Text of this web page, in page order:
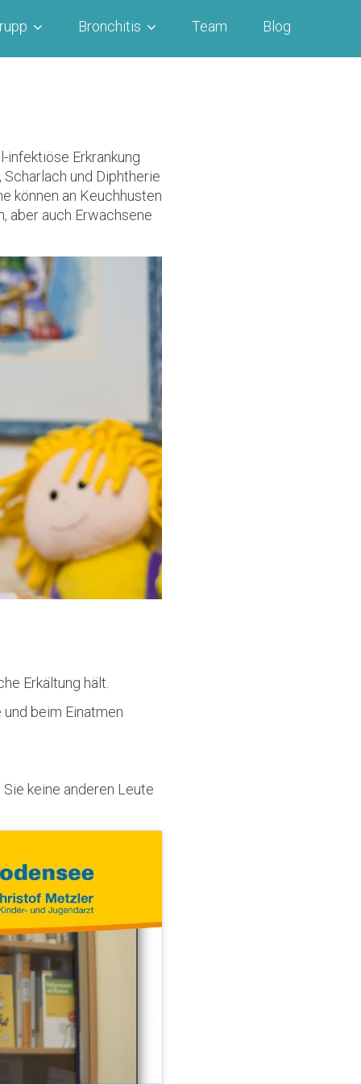
Bronchitis Team Blog
Erkrankung
und Diphtherie
können an Keuchhusten
aber auch Erwachsene
Erkältung hält.
beim Einatmen
keine anderen Leute